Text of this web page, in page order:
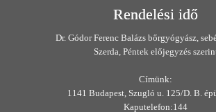
Rendelési idő
Dr. Gódor Ferenc Balázs bőrgyógyász,
Szerda, Péntek előjegyzés
Címünk:
1141 Budapest, Szugló u. 125/D. B.
Kaputelefon:144